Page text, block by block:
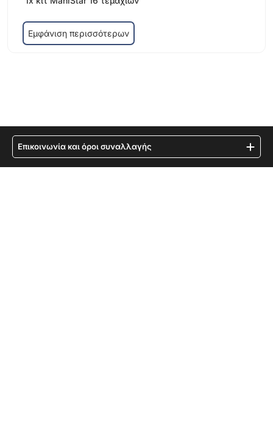
Εμφάνιση περισσότερων
Επικοινωνία και όροι συναλλαγής